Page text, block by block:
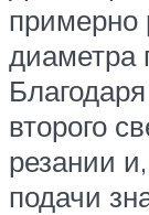
примерно
диаметра
второго
резании
подачи